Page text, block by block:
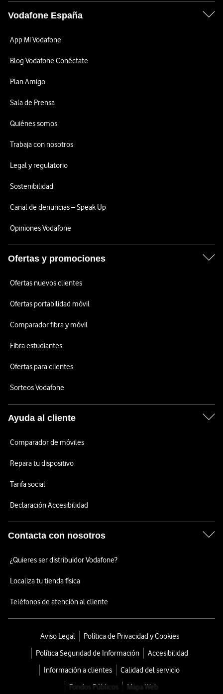
Vodafone España
App Mi Vodafone
Blog Vodafone Conéctate
Plan Amigo
Sala de Prensa
Quiénes somos
Trabaja con nosotros
Legal y regulatorio
Sostenibilidad
Canal de denuncias – Speak Up
Opiniones Vodafone
Ofertas y promociones
Ofertas nuevos clientes
Ofertas portabilidad móvil
Comparador fibra y móvil
Fibra estudiantes
Ofertas para clientes
Sorteos Vodafone
Ayuda al cliente
Comparador de móviles
Repara tu dispositivo
Tarifa social
Declaración Accesibilidad
Contacta con nosotros
¿Quieres ser distribuidor Vodafone?
Localiza tu tienda física
Teléfonos de atención al cliente
Aviso Legal
Política de Privacidad y Cookies
Política Seguridad de Información
Accesibilidad
Información a clientes
Calidad del servicio
Fondos Públicos
Mapa Web